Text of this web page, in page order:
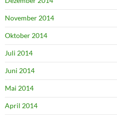
November 2014
Oktober 2014
Juli 2014
Juni 2014
Mai 2014
April 2014